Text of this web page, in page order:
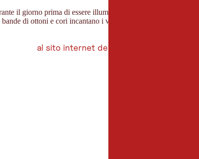
il giorno prima di essere illuminate a colori la sera per
di ottoni e cori incantano i visitatori con musiche
al sito internet dell'evento